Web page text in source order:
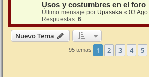
Usos y costumbres en el foro
Último mensaje por Upasaka « 03
Respuestas: 6
Nuevo Tema
95 temas 1 2 3 4 5